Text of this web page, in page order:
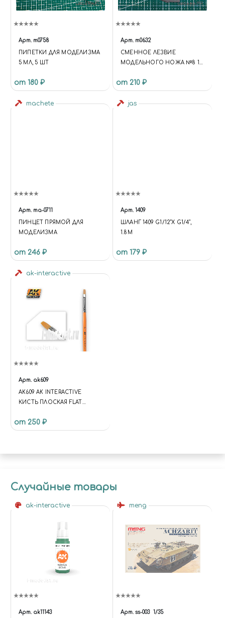
Арт. m0758
ПИПЕТКИ ДЛЯ МОДЕЛИЗМА
5 МЛ, 5 ШТ
от 180 ₽
Арт. m0632
СМЕННОЕ ЛЕЗВИЕ
МОДЕЛЬНОГО НОЖА №8 10
от 210 ₽
machete
Арт. ma-0711
ПИНЦЕТ ПРЯМОЙ ДЛЯ
МОДЕЛИЗМА
от 246 ₽
jas
Арт. 1409
ШЛАНГ 1409 G1/12"Х G1/4",
1.8М
от 179 ₽
ak-interactive
Арт. ak609
AK609 AK INTERACTIVE
КИСТЬ ПЛОСКАЯ FLAT
от 250 ₽
Случайные товары
ak-interactive
Арт. ak11143
meng
Арт. ss-003 1/35